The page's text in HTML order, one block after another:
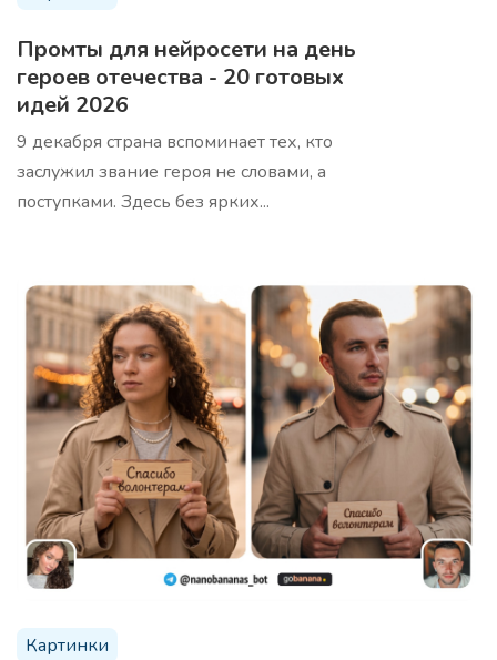
продукт вашей целевой аудитории
Анализ ниши/трендов
Про
трендов. Шаблон проводит комплексное
исследование рынка, конкурентов и аудитории,
предоставляя стратегические инсайты для роста
бизнеса
Темы для вебинара
5 тем для вашего вебинара, которые будут
интересны целевой аудитории
Промты для нейросети на день
героев отечества - 20 готовых
идей 2026
9 декабря страна вспоминает тех, кто
заслужил звание героя не словами, а
поступками. Здесь без ярких...
Картинки